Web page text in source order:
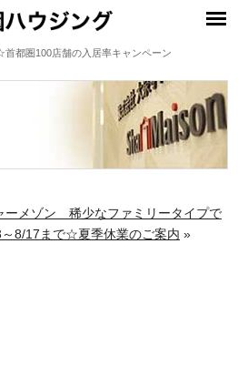
大泉学園ハウジング
都圏100店舗の入居率キャンペーン
メゾン 稀少なファミリータイプで
8/17まで☆夏季休業のご案内 »